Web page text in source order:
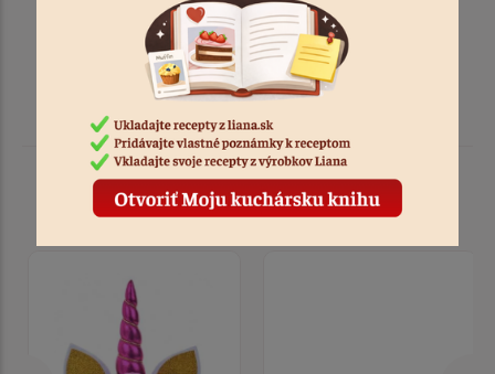
Podobné produkty